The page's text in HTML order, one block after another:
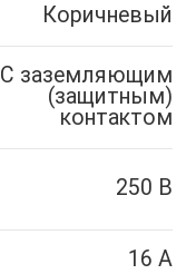
Коричневый
С заземляющим
(защитным)
контактом
250 В
16 А